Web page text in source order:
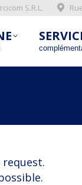
S.R.L.